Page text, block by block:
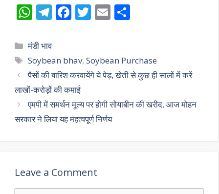
W
at
s
A
p
p
T
e
gr
a
m
F
b
o
o
k
T
er
E
l e
Categories
मंडी भाव
Tags
Soybean bhav,Soybean Purchase
पैसों की बारिश करवायेंगे ये पेड़, खेती से कुछ ही सालों में करें
लाखों-करोड़ों की कमाई
एमपी में समर्थन मूल्य पर होगी सोयाबीन की खरीद, आज मोहन
सरकार ने लिया यह महत्वपूर्ण निर्णय
Leave a Comment